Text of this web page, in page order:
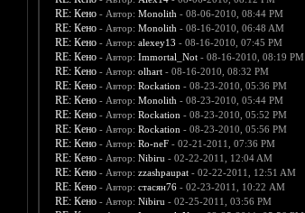
RE: Кено - Автор: Monolith - 08-06-2010, 08:44 PM
RE: Кено - Автор: Monolith - 08-16-2010, 06:48 AM
RE: Кено - Автор: alexey13 - 08-16-2010, 07:45 PM
RE: Кено - Автор: Immortal_Not- 08-16-2010, 08:19 PM
RE: Кено - Автор: olhart- 08-16-2010, 08:32 PM
RE: Кено - Автор: Rockation - 08-23-2010, 05:36 PM
RE: Кено - Автор: Monolith - 08-23-2010, 05:44 PM
RE: Кено - Автор: Rockation - 08-23-2010, 05:52 PM
RE: Кено - Автор: Rockation - 08-23-2010, 05:56 PM
RE: Кено - Автор: Ro-neF- 02-21-2011, 07:36 PM
RE: Кено - Автор: Nibiru - 02-22-2011, 12:04 AM
RE: Кено - Автор: zzashpaupat- 02-22-2011, 12:51 AM
RE: Кено - Автор: стасян76- 02-23-2011, 10:22 AM
RE: Кено - Автор: Nibiru - 02-25-2011, 03:56 PM